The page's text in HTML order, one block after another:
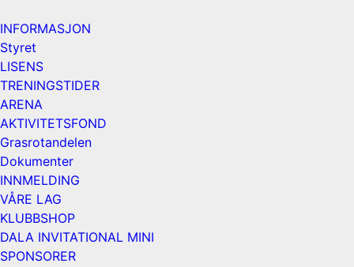
INFORMASJON
Styret
LISENS
TRENINGSTIDER
ARENA
AKTIVITETSFOND
Grasrotandelen
Dokumenter
INNMELDING
VÅRE LAG
KLUBBSHOP
DALA INVITATIONAL MINI
SPONSORER